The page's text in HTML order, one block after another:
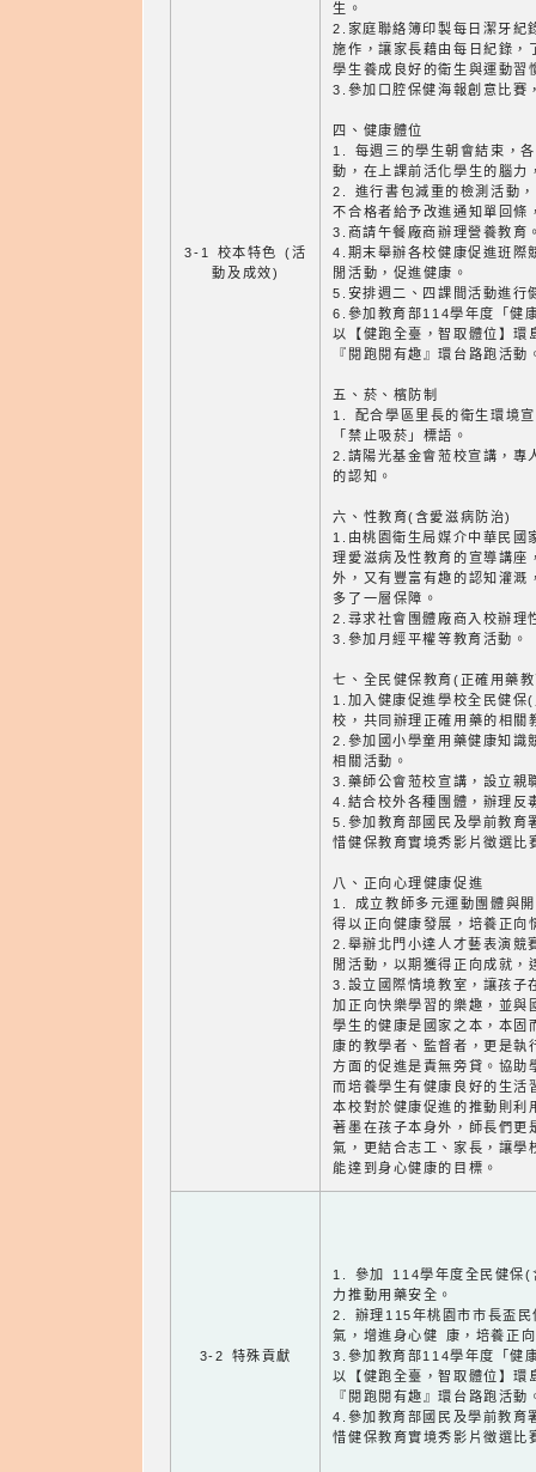
3-1 校本特色 (活
動及成效)
生。
2.家庭聯絡簿印製每日潔牙紀
施作，讓家長藉由每日紀錄，
學生養成良好的衛生與運動習
3.參加口腔保健海報創意比賽
四、健康體位
1. 每週三的學生朝會結束，
動，在上課前活化學生的腦力
2. 進行書包減重的檢測活動
不合格者給予改進通知單回條
3.商請午餐廠商辦理營養教育
4.期末舉辦各校健康促進班際
閒活動，促進健康。
5.安排週二、四課間活動進行
6.參加教育部114學年度「健
以【健跑全臺，智取體位】環
『閱跑閱有趣』環台路跑活動
五、菸、檳防制
1. 配合學區里長的衛生環境
「禁止吸菸」標語。
2.請陽光基金會蒞校宣講，專
的認知。
六、性教育(含愛滋病防治)
1.由桃園衛生局媒介中華民國
理愛滋病及性教育的宣導講座
外，又有豐富有趣的認知灌溉
多了一層保障。
2.尋求社會團體廠商入校辦理
3.參加月經平權等教育活動。
七、全民健保教育(正確用藥
1.加入健康促進學校全民健保
校，共同辦理正確用藥的相關
2.參加國小學童用藥健康知識
相關活動。
3.藥師公會蒞校宣講，設立親
4.結合校外各種團體，辦理反
5.參加教育部國民及學前教
惜健保教育實境秀影片徵選比
八、正向心理健康促進
1. 成立教師多元運動團體與
得以正向健康發展，培養正向
2.舉辦北門小達人才藝表演競
閒活動，以期獲得正向成就，
3.設立國際情境教室，讓孩子
加正向快樂學習的樂趣，並與
學生的健康是國家之本，本固
康的教學者、監督者，更是
方面的促進是責無旁貸。協助
而培養學生有健康良好的生活
本校對於健康促進的推動則利
著墨在孩子本身外，師長們更
氣，更結合志工、家長，讓學
能達到身心健康的目標。
3-2 特殊貢獻
1. 參加 114學年度全民健保(
力推動用藥安全。
2. 辦理115年桃園市市長盃民
氣，增進身心健 康，培養正
3.參加教育部114學年度「健
以【健跑全臺，智取體位】環
『閱跑閱有趣』環台路跑活動
4.參加教育部國民及學前教
惜健保教育實境秀影片徵選比